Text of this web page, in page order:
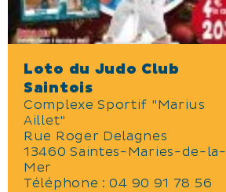
Loto du Judo Club
Saintois
Complexe Sportif "Marius
Aillet"
Rue Roger Delagnes
13460 Saintes-Maries-de-la-
Mer
Téléphone :04 90 91 78 56